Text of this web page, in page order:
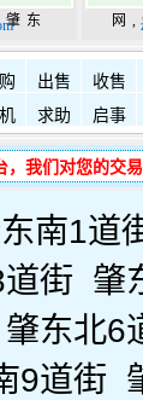
东
信息
网
港
信息？ 如何固定在
出售
收售
求助 启事
我们对您的交
南1道
街 肇
肇东北6
9道街